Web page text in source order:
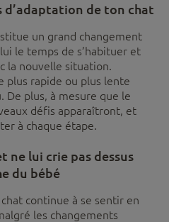
d’adaptation de ton chat
un grand changement
le temps de s’habituer et
la nouvelle situation.
plus rapide ou plus lente
De plus, à mesure que le
défis apparaîtront, et
à chaque étape.
ne lui crie pas dessus
du bébé
continue à se sentir en
les changements